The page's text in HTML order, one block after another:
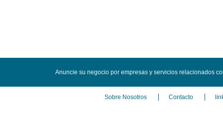
Anuncie su negocio por empresas y servicios relacionados
Sobre Nosotros Contacto